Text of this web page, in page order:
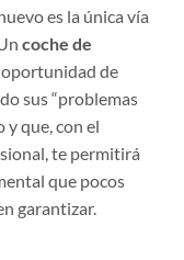
es la única vía
coche de
de
sus “problemas
y que, con el
te permitirá
que pocos
garantizar.